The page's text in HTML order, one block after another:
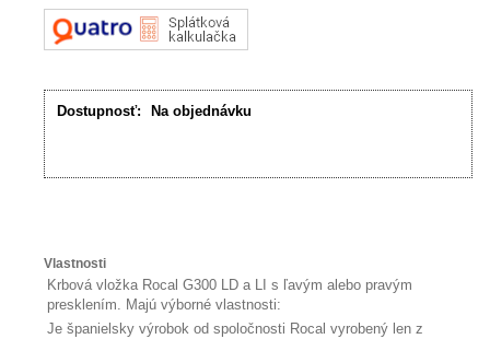
Dostupnosť: Na objednávku
Vlastnosti
Krbová vložka Rocal G300 LD a LI s ľavým alebo pravým
presklením. Majú výborné vlastnosti:
Je španielsky výrobok od spoločnosti Rocal vyrobený len z